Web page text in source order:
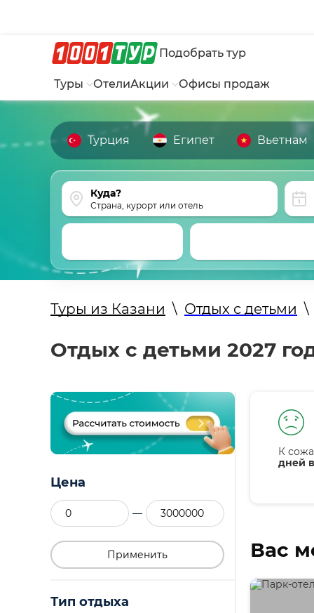
Подобрать тур
Туры ОтелиАкции Офисы продаж
Турция Египет Вьетнам
Страна, курорт или отель
Туры из Казани \ Отдых с детьми \
Отдых с детьми 2027
Цена
—
Применить
Тип отдыха
К
дней
Вас